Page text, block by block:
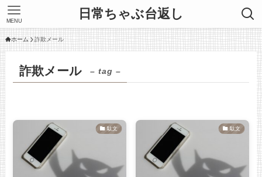
日常ちゃぶ台返し
MENU
ホーム 詐欺メール
詐欺メール – tag –
駄文 駄文